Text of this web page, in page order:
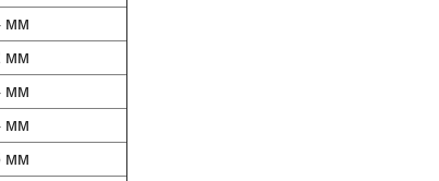
мм
мм
мм
мм
мм